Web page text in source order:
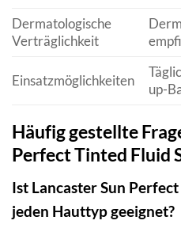
Dermatologische
Verträglichkeit
Einsatzmöglichkeiten
up-
Häufig gestellte
Perfect Tinted Fluid
Ist Lancaster Sun
jeden Hauttyp geeignet?